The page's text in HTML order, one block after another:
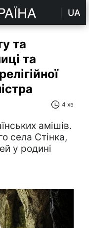
UA
та
та
4 хв
амішів.
села Стінка,
у родині